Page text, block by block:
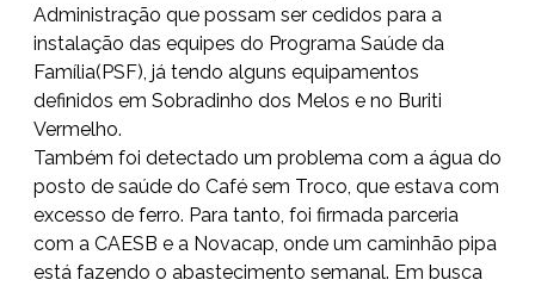
Administração que possam ser cedidos para a
instalação das equipes do Programa Saúde da
Família(PSF), já tendo alguns equipamentos
definidos em Sobradinho dos Melos e no Buriti
Vermelho.
Também foi detectado um problema com a água do
posto de saúde do Café sem Troco, que estava com
excesso de ferro. Para tanto, foi firmada parceria
com a CAESB e a Novacap, onde um caminhão pipa
está fazendo o abastecimento semanal. Em busca